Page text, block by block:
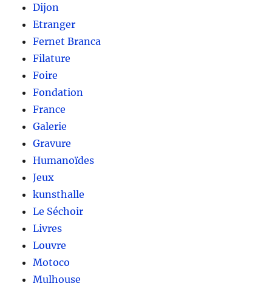
Dijon
Etranger
Fernet Branca
Filature
Foire
Fondation
France
Galerie
Gravure
Humanoïdes
Jeux
kunsthalle
Le Séchoir
Livres
Louvre
Motoco
Mulhouse